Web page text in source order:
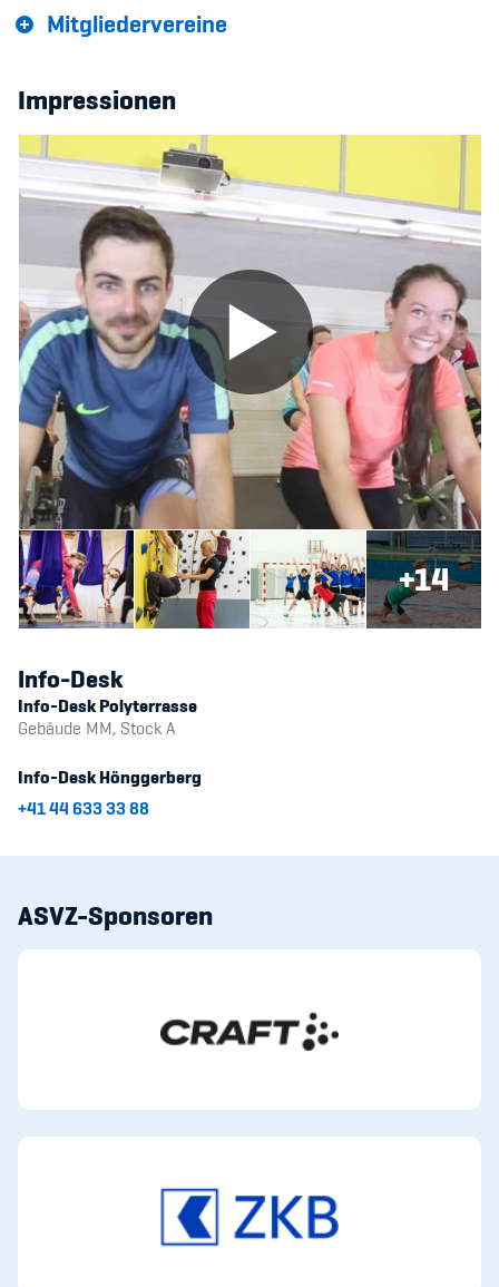
Mitgliedervereine
Impressionen
+14
Info-Desk
Info-Desk Polyterrasse
Gebäude MM, Stock A
Info-Desk Hönggerberg
+41 44 633 33 88
ASVZ-Sponsoren